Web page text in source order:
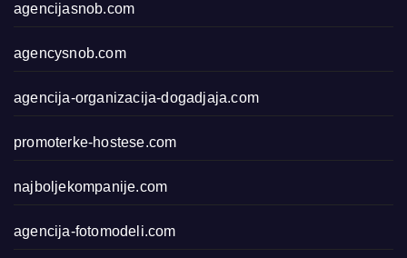
agencijasnob.com
agencysnob.com
agencija-organizacija-dogadjaja.com
promoterke-hostese.com
najboljekompanije.com
agencija-fotomodeli.com